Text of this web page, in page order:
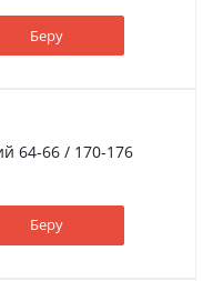
Беру
64-66 / 170-176
Беру